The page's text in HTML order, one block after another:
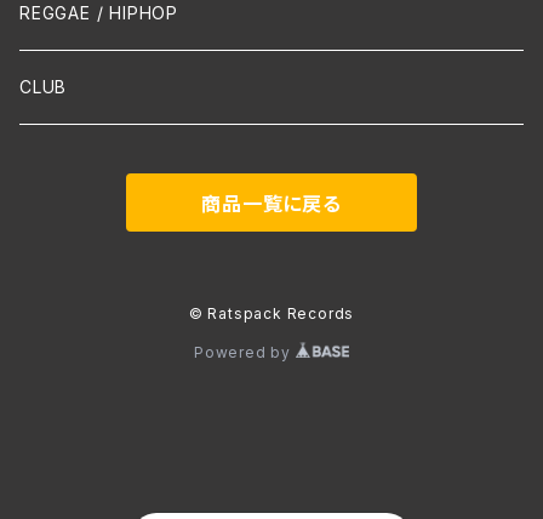
声楽
吹奏楽
Contemporary / Avangarde
REGGAE / HIPHOP
CLUB
商品一覧に戻る
© Ratspack Records
Powered by